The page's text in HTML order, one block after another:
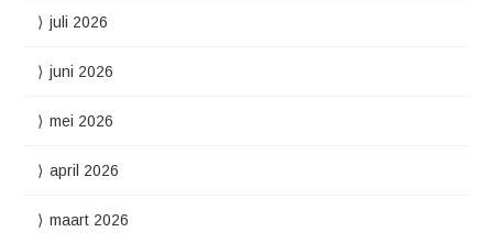
juli 2026
juni 2026
mei 2026
april 2026
maart 2026